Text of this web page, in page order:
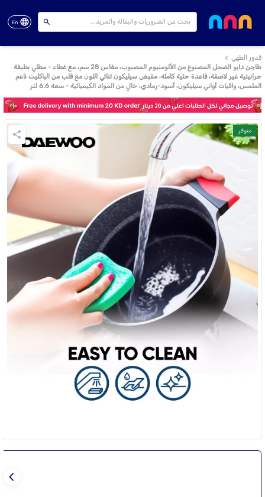
En
قدور الطهي
طاجن دايو الضحل المصنوع من الألومنيوم المصبوب، مقاس 28 سم، مع غطاء - مطلي بطبقة
جرانيتية غير لاصقة، قاعدة حثية كاملة، مقبض سيليكون ثنائي اللون مع قلب من الباكليت ناعم
الملمس، واقيات أواني سيليكون، أسود-رمادي، خالٍ من المواد الكيميائية - سعة 6.6 لتر
متوفر